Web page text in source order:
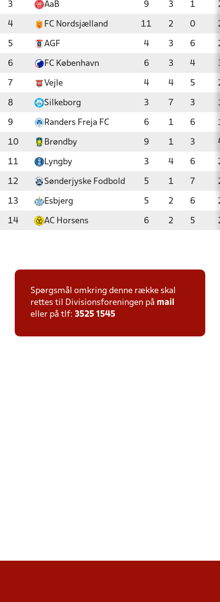
3 AaB 9 3 1
4 FC Nordsjælland 11 2 0
5 AGF 4 3 6
6 FC København 6 3 4
7 Vejle 4 4 5
8 Silkeborg 3 7 3
9 Randers Freja FC 6 1 6
10 Brøndby 9 1 3
11 Lyngby 3 4 6
12 Sønderjyske Fodbold 5 1 7
13 Esbjerg 5 2 6
14 AC Horsens 6 2 5
Spørgsmål omkring denne række skal
rettes til Divisionsforeningen på mail
eller på tlf: 3525 1545